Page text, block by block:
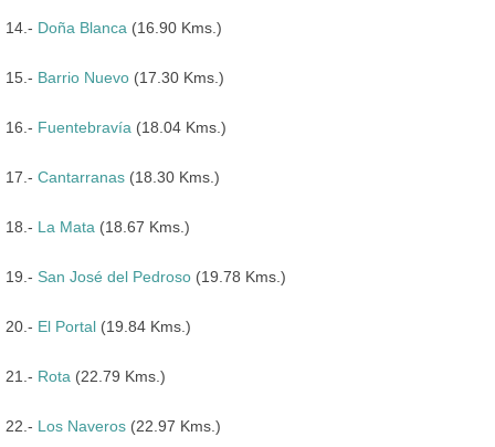
14.- Doña Blanca (16.90 Kms.)
15.- Barrio Nuevo (17.30 Kms.)
16.- Fuentebravía (18.04 Kms.)
17.- Cantarranas (18.30 Kms.)
18.- La Mata (18.67 Kms.)
19.- San José del Pedroso (19.78 Kms.)
20.- El Portal (19.84 Kms.)
21.- Rota (22.79 Kms.)
22.- Los Naveros (22.97 Kms.)